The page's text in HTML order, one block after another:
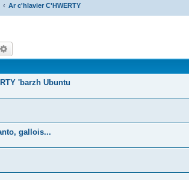
Ar c'hlavier C'HWERTY
'barzh Ubuntu
gallois...